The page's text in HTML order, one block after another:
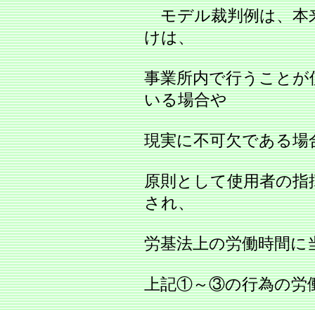
モデル裁判例は、本
けは、
事業所内で行うこと
いる場合や
現実に不可欠である場
原則として使用者の
され、
労基法上の労働時間に
上記①～③の行為の労